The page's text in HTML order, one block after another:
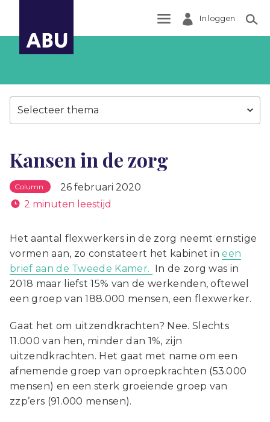
Inloggen
Selecteer thema
Kansen in de zorg
Column
26 februari 2020
2 minuten leestijd
Het aantal flexwerkers in de zorg neemt ernstige
vormen aan, zo constateert het kabinet ineen
brief aan de Tweede Kamer.
In de zorg was in
2018 maar liefst 15% van de werkenden, oftewel
een groep van 188.000 mensen, een flexwerker.
Gaat het om uitzendkrachten? Nee. Slechts
11.000 van hen, minder dan 1%, zijn
uitzendkrachten. Het gaat met name om een
afnemende groep van oproepkrachten (53.000
mensen) en een sterk groeiende groep van
zzp’ers (91.000 mensen).